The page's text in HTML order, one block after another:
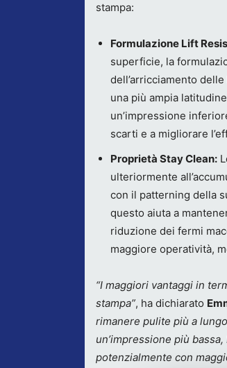
stampa:
Formulazione Lift
superficie, la
dell’arricciamento
una più ampia
un’impressione
scarti e a migliorare
Proprietà Stay Clean:
ulteriormente
con il patterning della
questo aiuta a
riduzione dei fermi
maggiore operatività,
“I maggiori vantaggi in
stampa”, ha dichiarato
rimanere pulite più a
un’impressione più
potenzialmente con